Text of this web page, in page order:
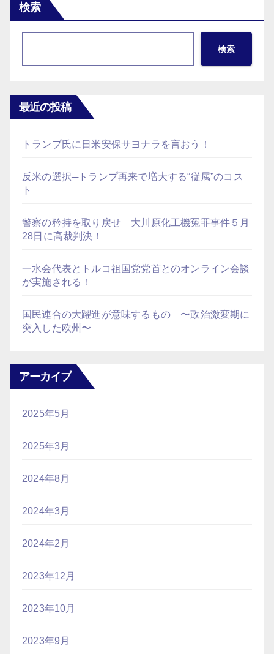
検索
検索
最近の投稿
トランプ氏に日米安保サヨナラを言おう！
反米の選択─トランプ再来で増大する“従属”のコス
ト
警察の矜持を取り戻せ 大川原化工機冤罪事件５月
28日に高裁判決！
一水会代表とトルコ祖国党党首とのオンライン会談
が実施される！
国民連合の大躍進が意味するもの 〜政治激変期に
突入した欧州〜
アーカイブ
2025年5月
2025年3月
2024年8月
2024年3月
2024年2月
2023年12月
2023年10月
2023年9月